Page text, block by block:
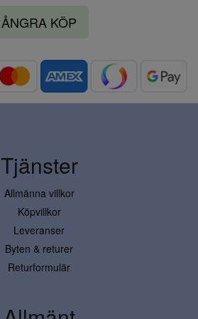
ÅNGRA KÖP
Tjänster
Allmänna villkor
Köpvillkor
Leveranser
Byten & returer
Returformulär